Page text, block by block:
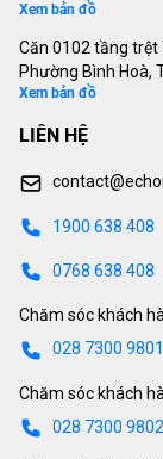
Xem bản đồ
Căn 0102 tầng trệt
Phường Bình Hoà,
Xem bản đồ
LIÊN HỆ
1900 638 408
0768 638 408
Chăm sóc khách
028 7300 9801
Chăm sóc khách
028 7300 9802